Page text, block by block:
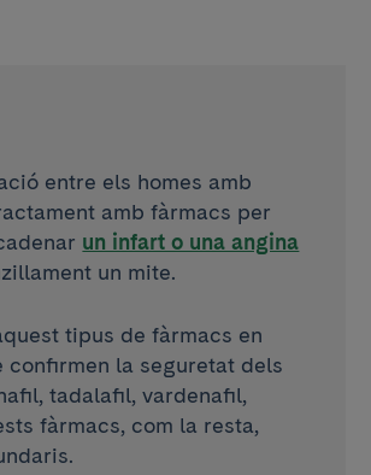
entre els homes amb
amb fàrmacs per
un infart o una angina
un mite.
tipus de fàrmacs en
confirmen la seguretat dels
tadalafil, vardenafil,
fàrmacs, com la resta,